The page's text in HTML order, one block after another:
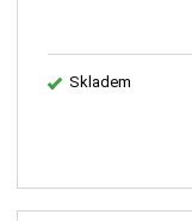
Skladem